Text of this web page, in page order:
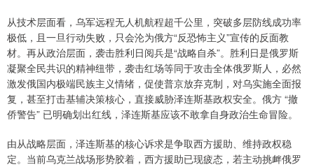
从技术层面看，乌军远程无人机航程超千公里，突破多层防线成功率
极低，且一旦行动失败，只会沦为俄方“反恐怖主义”宣传的反面教
材。再从政治层面，袭击胜利日阅兵是“战略自杀”。胜利日是俄罗斯
凝聚全民共识的精神纽带，袭击红场等同于攻击全体俄罗斯人，必然
激发俄国内极端民族主义情绪，促使普京放弃克制，对乌实施全面报
复，甚至打击基辅决策核心，直接威胁泽连斯基政权安全。俄方 “撤
侨警告” 已明确划出红线，泽连斯基应该不敢拿自身政治生命冒险。
由从战略层面，泽连斯基的核心诉求是争取西方援助、维持政权稳
定。当前乌克兰战场形势胶着，西方援助已现疲态，若主动挑衅俄罗